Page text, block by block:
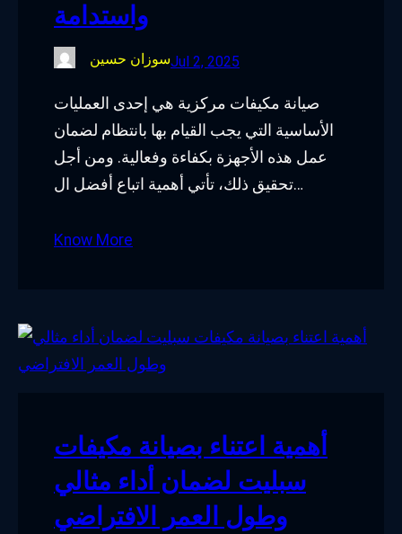
واستدامة
سوزان حسينJul 2, 2025
صيانة مكيفات مركزية هي إحدى العمليات
الأساسية التي يجب القيام بها بانتظام لضمان
عمل هذه الأجهزة بكفاءة وفعالية. ومن أجل
تحقيق ذلك، تأتي أهمية اتباع أفضل ال…
Know More
أهمية اعتناء بصيانة مكيفات
سبليت لضمان أداء مثالي
وطول العمر الافتراضي